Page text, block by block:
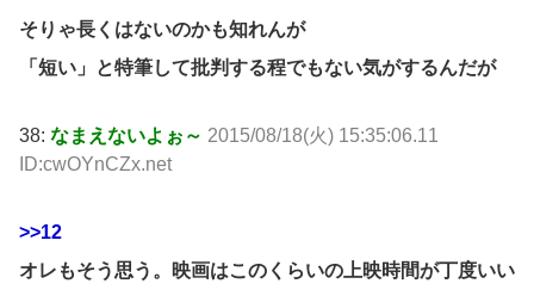
そりゃ長くはないのかも知れんが
「短い」と特筆して批判する程でもない気がするんだが
38: なまえないよぉ～ 2015/08/18(火) 15:35:06.11
ID:cwOYnCZx.net
>>12
オレもそう思う。映画はこのくらいの上映時間が丁度いい